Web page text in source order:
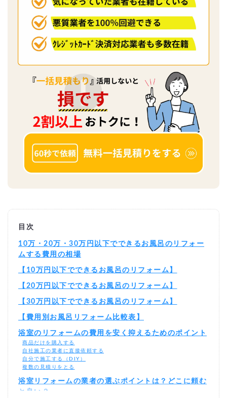
目次
10万・20万・30万円以下でできるお風呂のリフォー
ムする費用の相場
【10万円以下でできるお風呂のリフォーム】
【20万円以下でできるお風呂のリフォーム】
【30万円以下でできるお風呂のリフォーム】
【費用別お風呂リフォーム比較表】
浴室のリフォームの費用を安く抑えるためのポイント
商品だけを購入する
自社施工の業者に直接依頼する
自分で施工する（DIY）
複数の見積りをとる
浴室リフォームの業者の選ぶポイントは？どこに頼む
と良い？